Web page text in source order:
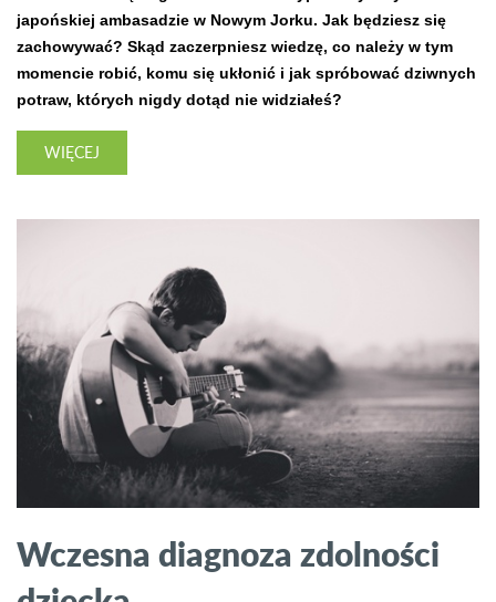
japońskiej ambasadzie w Nowym Jorku. Jak będziesz się
zachowywać? Skąd zaczerpniesz wiedzę, co należy w tym
momencie robić, komu się ukłonić i jak spróbować dziwnych
potraw, których nigdy dotąd nie widziałeś?
WIĘCEJ
Wczesna diagnoza zdolności